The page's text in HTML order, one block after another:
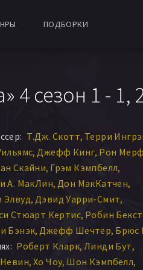
ПОДБОРКИ
сезон 1 - 1,
Т.Дж. Скотт Терри
Джефф Кинг Рон
Скайни Грэм Кэмпбелл
А. МакЛин Дон МакКатчен
Дэвид Уарри-Смит
Стюарт Кертис Робин
Бэнэк Джефф Шечтер Брюс
Роберт Кларк Линди Бут
Хо Чоу Шон Кэмпбелл